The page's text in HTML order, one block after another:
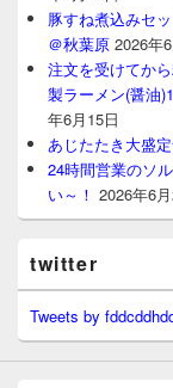
豚すね煮込みセ
＠秋葉原 2026年
注文を受けてか
製ラーメン(醤油
年6月15日
あじたたき大盛
24時間営業のソ
い～！ 2026年6
twitter
Tweets by